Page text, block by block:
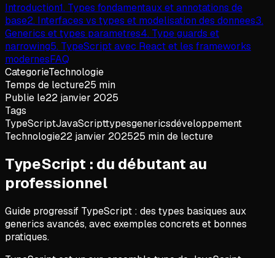
Introduction1. Types fondamentaux et annotations de
base2. Interfaces vs types et modelisation des donnees3.
Generics et types parametres4. Type guards et
narrowing5. TypeScript avec React et les frameworks
modernesFAQ
CategorieTechnologie
Temps de lecture25 min
Publie le22 janvier 2025
Tags
TypeScriptJavaScripttypesgenericsdéveloppement
Technologie22 janvier 202525 minde lecture
TypeScript : du débutant au
professionnel
Guide progressif TypeScript : des types basiques aux
generics avancés, avec exemples concrets et bonnes
pratiques.